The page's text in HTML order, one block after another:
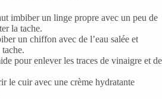
imbiber un linge propre avec un peu de
la tache.
un chiffon avec de l’eau salée et
pour enlever les traces de vinaigre et de
le cuir avec une crème hydratante